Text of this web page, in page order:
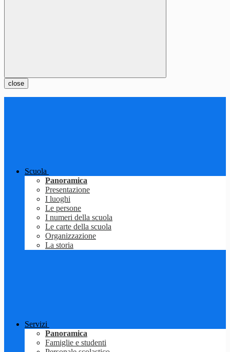
close
Scuola
Panoramica
Presentazione
I luoghi
Le persone
I numeri della scuola
Le carte della scuola
Organizzazione
La storia
Servizi
Panoramica
Famiglie e studenti